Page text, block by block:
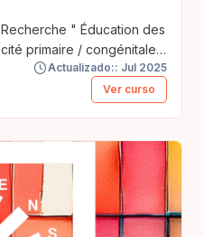
" Éducation des
primaire / congénitale
: au
de pratiques à
leur expertise. à la
L'usage
Toutefois pour
devez vous inscrire
à droite de la page).
Actualizado:: Jul 2025
Ver curso